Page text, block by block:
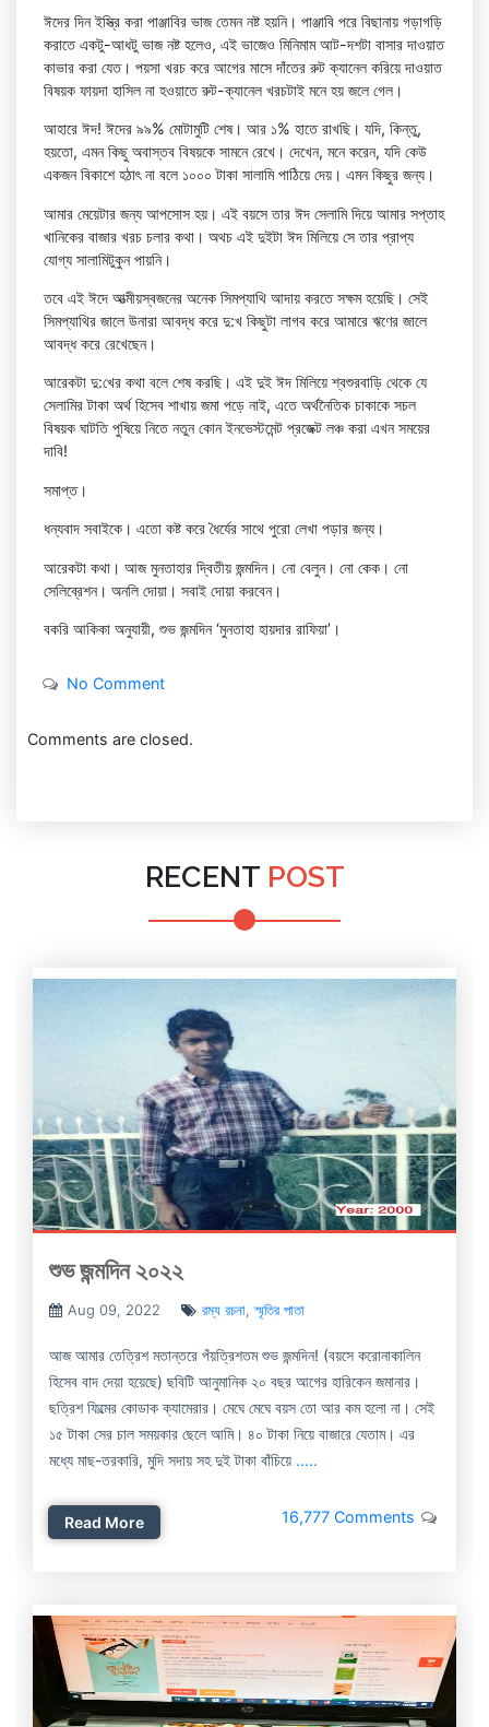
ঈদের দিন ইস্ত্রি করা পাঞ্জাবির ভাজ তেমন নষ্ট হয়নি। পাঞ্জাবি পরে বিছানায় গড়াগড়ি
করাতে একটু-আধটু ভাজ নষ্ট হলেও, এই ভাজেও মিনিমাম আট-দশটা বাসার দাওয়াত
কাভার করা যেত। পয়সা খরচ করে আগের মাসে দাঁতের রুট ক্যানেল করিয়ে দাওয়াত
বিষয়ক ফায়দা হাসিল না হওয়াতে রুট-ক্যানেল খরচটাই মনে হয় জলে গেল।
আহারে ঈদ! ঈদের ৯৯% মোটামুটি শেষ। আর ১% হাতে রাখছি। যদি, কিন্তু,
হয়তো, এমন কিছু অবাস্তব বিষয়কে সামনে রেখে। দেখেন, মনে করেন, যদি কেউ
একজন বিকাশে হঠাৎ না বলে ১০০০ টাকা সালামি পাঠিয়ে দেয়। এমন কিছুর জন্য।
আমার মেয়েটার জন্য আপসোস হয়। এই বয়সে তার ঈদ সেলামি দিয়ে আমার সপ্তাহ
খানিকের বাজার খরচ চলার কথা। অথচ এই দুইটা ঈদ মিলিয়ে সে তার প্রাপ্য
যোগ্য সালামিটুকুন পায়নি।
তবে এই ঈদে আত্মীয়স্বজনের অনেক সিমপ্যাথি আদায় করতে সক্ষম হয়েছি। সেই
সিমপ্যাথির জালে উনারা আবদ্ধ করে দু:খ কিছুটা লাগব করে আমারে ঋণের জালে
আবদ্ধ করে রেখেছেন।
আরেকটা দু:খের কথা বলে শেষ করছি। এই দুই ঈদ মিলিয়ে শ্বশুরবাড়ি থেকে যে
সেলামির টাকা অর্থ হিসেব শাখায় জমা পড়ে নাই, এতে অর্থনৈতিক চাকাকে সচল
বিষয়ক ঘাটতি পুষিয়ে নিতে নতুন কোন ইনভেস্টমেন্ট প্রজেক্ট লঞ্চ করা এখন সময়ের
দাবি!
সমাপ্ত।
ধন্যবাদ সবাইকে। এতো কষ্ট করে ধৈর্যের সাথে পুরো লেখা পড়ার জন্য।
আরেকটা কথা। আজ মুনতাহার দ্বিতীয় জন্মদিন। নো বেলুন। নো কেক। নো
সেলিব্রেশন। অনলি দোয়া। সবাই দোয়া করবেন।
বকরি আকিকা অনুযায়ী, শুভ জন্মদিন ‘মুনতাহা হায়দার রাফিয়া’।
No Comment
Comments are closed.
RECENT POST
শুভ জন্মদিন ২০২২
Aug 09, 2022 রম্য রচনা,স্মৃতির পাতা
আজ আমার তেত্রিশ মতান্তরে পঁয়ত্রিশতম শুভ জন্মদিন! (বয়সে করোনাকালিন
হিসেব বাদ দেয়া হয়েছে) ছবিটি আনুমানিক ২০ বছর আগের হারিকেন জমানার।
ছত্রিশ ফিল্মের কোডাক ক্যামেরার। মেঘে মেঘে বয়স তো আর কম হলো না। সেই
১৫ টাকা সের চাল সময়কার ছেলে আমি। ৪০ টাকা নিয়ে বাজারে যেতাম। এর
মধ্যে মাছ-তরকারি, মুদি সদায় সহ দুই টাকা বাঁচিয়ে .....
Read More 16,777 Comments